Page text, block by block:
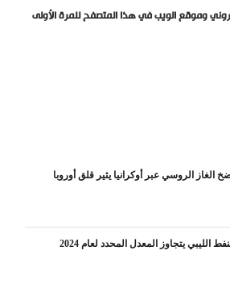
وموقع الويب في هذا المتصفح للمرة الأولى
الغاز الروسي عبر أوكرانيا يثير قلق أوروبا
الليبي يتجاوز المعدل المحدد لعام 2024